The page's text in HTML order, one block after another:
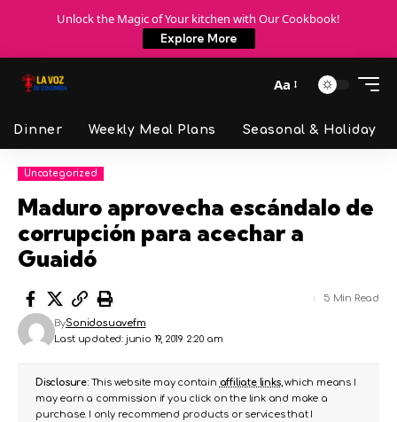
Unlock the Magic of Your kitchen with Our Cookbook!
Explore More
Aa
Dinner Weekly Meal Plans Seasonal & Holiday
Uncategorized
Maduro aprovecha escándalo de
corrupción para acechar a
Guaidó
Last updated: junio 19, 2019 2:20 am
BySonidosuavefm
5 Min Read
Disclosure:This website may contain affiliate links, which means I
may earn a commission if you click on the link and make a
purchase. I only recommend products or services that I